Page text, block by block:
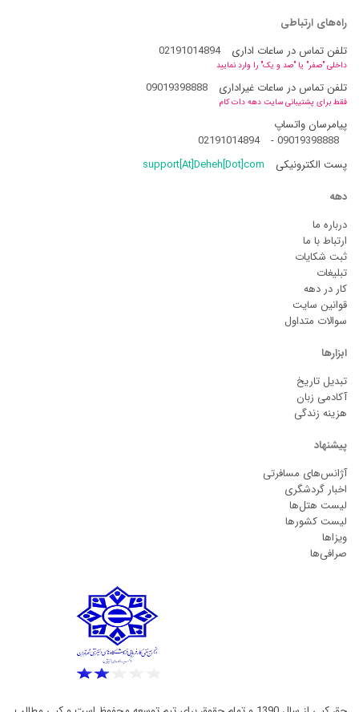
راه‌های ارتباطی
تلفن تماس در ساعات اداری
02191014894
داخلی "صفر" یا "صد و یک" را وارد نمایید
تلفن تماس در ساعات غیراداری 09019398888
فقط برای پشتیبانی سایت دهه دات کام
پیامرسان واتساپ
09019398888
-
02191014894
پست الکترونیکی
support[At]Deheh[Dot]com
دهه
درباره ما
ارتباط با ما
ثبت شکایات
تبلیغات
کار در دهه
قوانین سایت
سوالات متداول
ابزارها
تبدیل تاریخ
آکادمی زبان
هزینه زندگی
پیشنهاد
آژانس‌های مسافرتی
اخبار گردشگری
لیست هتل‌ها
لیست کشورها
ویزاها
صرافی‌ها